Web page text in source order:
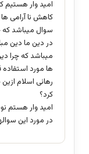
امید وار هستیم
کاهش نا آرامی
سوال میباشد که
در دین ما دین
میباشد که چرا
ها مورد استفاده
رهائی اسلام
کرد؟
امید وار هستم
در مورد این